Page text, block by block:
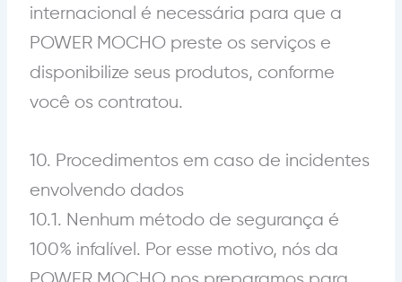
internacional é necessária para que a
POWER MOCHO preste os serviços e
disponibilize seus produtos, conforme
você os contratou.
10. Procedimentos em caso de incidentes
envolvendo dados
10.1. Nenhum método de segurança é
100% infalível. Por esse motivo, nós da